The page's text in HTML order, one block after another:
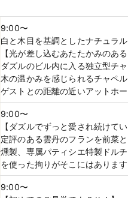
9:00〜
白と木目を基調としたナチュラ
【光が差し込むあたたかみのある
ダズルのビル内に入る独立型チャ
木の温かみを感じられるチャペ
ゲストとの距離の近いアットホ
9:00〜
【ダズルでずっと愛され続けてい
定評のある雲丹のフランを前菜
燻製、専属パティシエ特製ドル
を使った拘りがそこにはありま
9:00〜